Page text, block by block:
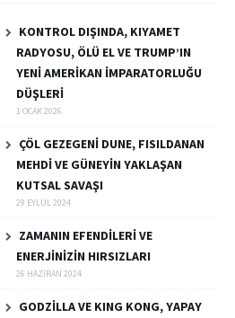
KONTROL DIŞINDA, KIYAMET
RADYOSU, ÖLÜ EL VE TRUMP’IN
YENİ AMERİKAN İMPARATORLUĞU
DÜŞLERİ
1 OCAK 2026
ÇÖL GEZEGENİ DUNE, FISILDANAN
MEHDİ VE GÜNEYİN YAKLAŞAN
KUTSAL SAVAŞI
29 EYLÜL 2024
ZAMANIN EFENDİLERİ VE
ENERJİNİZİN HIRSIZLARI
26 HAZIRAN 2024
GODZİLLA VE KING KONG, YAPAY